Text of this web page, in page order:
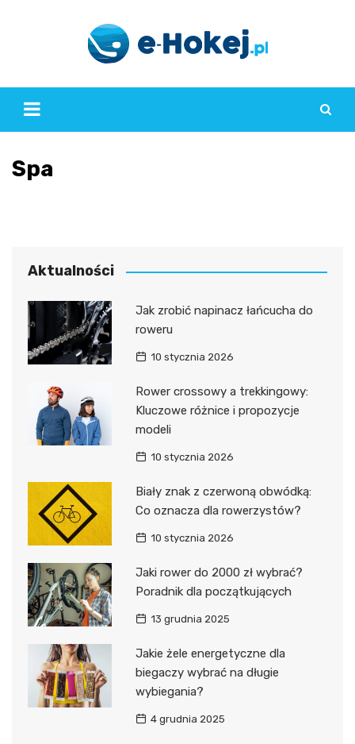
Spa
Aktualności
Jak zrobić napinacz łańcucha do
roweru
10 stycznia 2026
Rower crossowy a trekkingowy:
Kluczowe różnice i propozycje
modeli
10 stycznia 2026
Biały znak z czerwoną obwódką:
Co oznacza dla rowerzystów?
10 stycznia 2026
Jaki rower do 2000 zł wybrać?
Poradnik dla początkujących
13 grudnia 2025
Jakie żele energetyczne dla
biegaczy wybrać na długie
wybiegania?
4 grudnia 2025